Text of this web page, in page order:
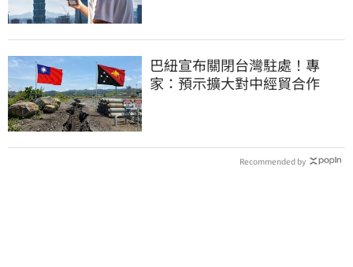
巴紐宣布關閉台灣駐處！專
家：預示擴大對中經貿合作
Recommended by